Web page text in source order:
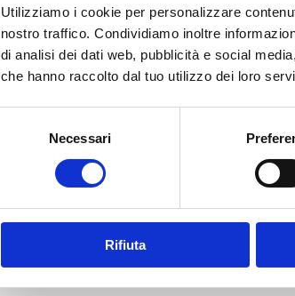
Utilizziamo i cookie per personalizzare
nostro traffico. Condividiamo inoltre
di analisi dei dati web, pubblicità e social
che hanno raccolto dal tuo utilizzo dei loro
Necessari
Rifiuta